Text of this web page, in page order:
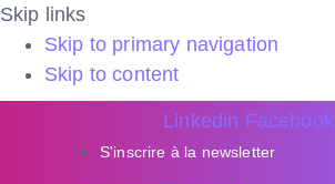
Skip links
Skip to primary navigation
Skip to content
Linkedin Facebook
S'inscrire à la newsletter